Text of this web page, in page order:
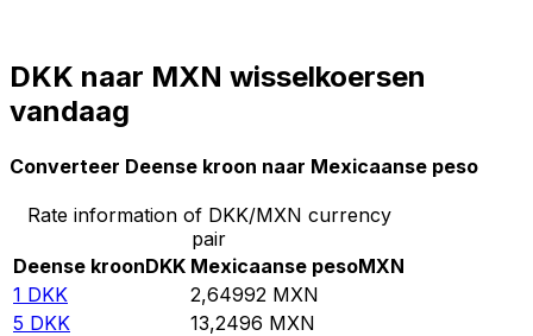
DKK naar MXN wisselkoersen
vandaag
Converteer Deense kroon naar Mexicaanse peso
Rate information of DKK/MXN currency
pair
Deense kroonDKK Mexicaanse pesoMXN
1 DKK 2,64992 MXN
5 DKK 13,2496 MXN